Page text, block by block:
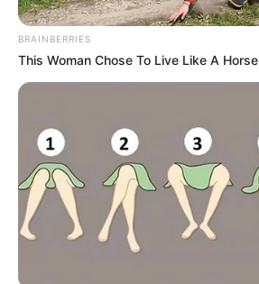
BRAINBERRIES
This Woman Chose To Live Like A Horse